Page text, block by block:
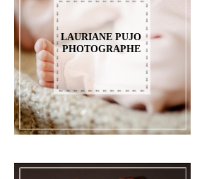
LAURIANE PUJO
PHOTOGRAPHE